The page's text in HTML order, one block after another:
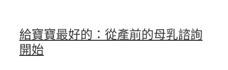
給寶寶最好的：從產前的母乳諮詢
開始